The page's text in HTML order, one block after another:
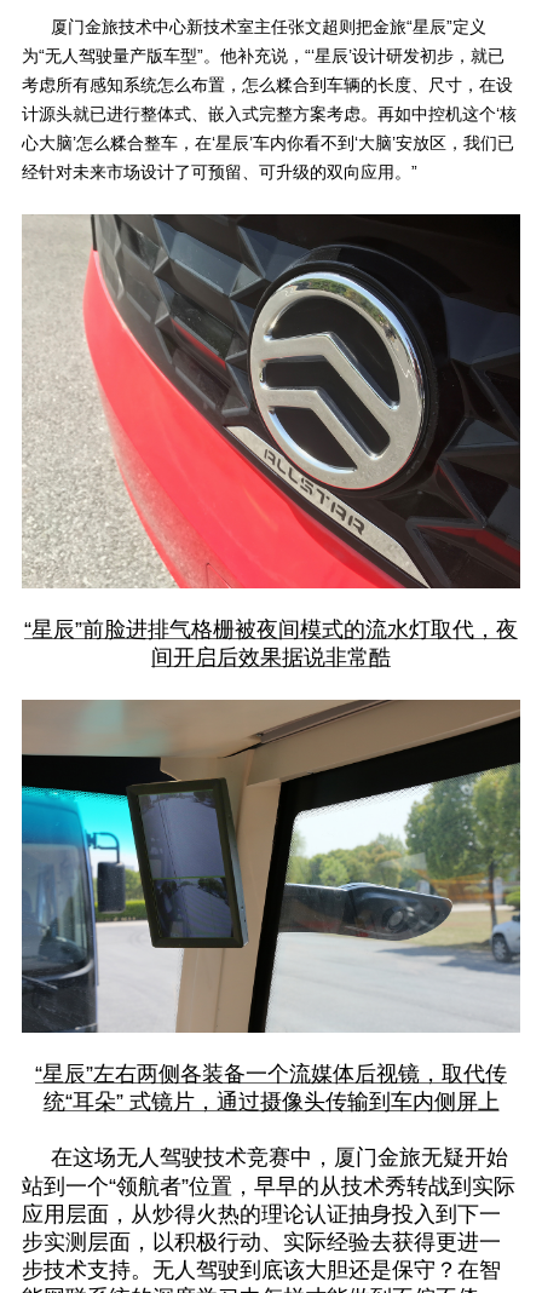
厦门金旅技术中心新技术室主任张文超则把金旅“星辰”定义
为“无人驾驶量产版车型”。他补充说，“‘星辰’设计研发初步，就已
考虑所有感知系统怎么布置，怎么糅合到车辆的长度、尺寸，在设
计源头就已进行整体式、嵌入式完整方案考虑。再如中控机这个‘核
心大脑’怎么糅合整车，在‘星辰’车内你看不到‘大脑’安放区，我们已
经针对未来市场设计了可预留、可升级的双向应用。”
“星辰”前脸进排气格栅被夜间模式的流水灯取代，夜
间开启后效果据说非常酷
“星辰”左右两侧各装备一个流媒体后视镜，取代传
统“耳朵” 式镜片，通过摄像头传输到车内侧屏上
在这场无人驾驶技术竞赛中，厦门金旅无疑开始
站到一个“领航者”位置，早早的从技术秀转战到实际
应用层面，从炒得火热的理论认证抽身投入到下一
步实测层面，以积极行动、实际经验去获得更进一
步技术支持。无人驾驶到底该大胆还是保守？在智